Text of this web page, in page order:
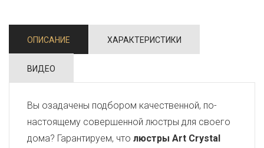
ОПИСАНИЕ ХАРАКТЕРИСТИКИ
ВИДЕО
Вы озадачены подбором качественной, по-
настоящему совершенной люстры для своего
дома? Гарантируем, что люстры Art Crystal